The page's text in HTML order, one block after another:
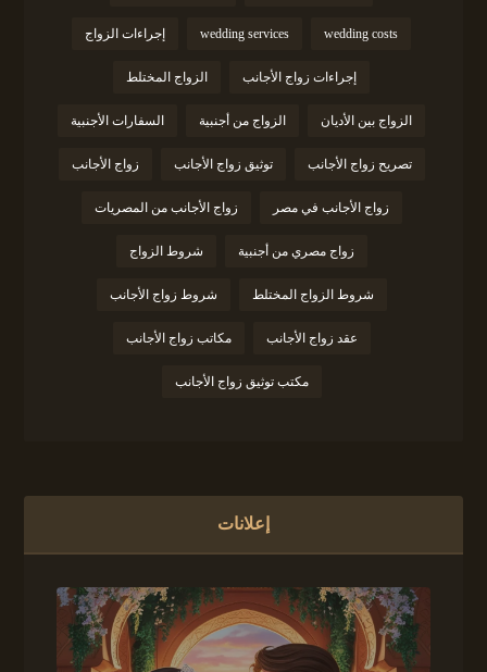
wedding costs
wedding services إجراءات الزواج
إجراءات زواج الأجانب الزواج المختلط
الزواج بين الأديان الزواج من أجنبية السفارات الأجنبية
تصريح زواج الأجانب توثيق زواج الأجانب زواج الأجانب
زواج الأجانب في مصر زواج الأجانب من المصريات
زواج مصري من أجنبية شروط الزواج
شروط الزواج المختلط شروط زواج الأجانب
عقد زواج الأجانب مكاتب زواج الأجانب
مكتب توثيق زواج الأجانب
إعلانات